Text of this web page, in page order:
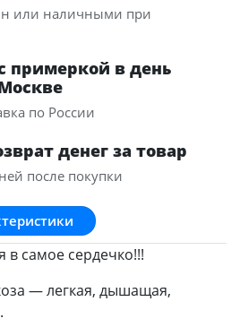
или наличными при
примеркой в день
по России
денег за товар
после покупки
в самое сердечко!!!
— легкая, дышащая,